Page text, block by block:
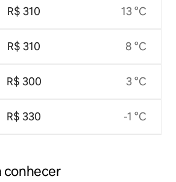
R$ 310
R$ 310
R$ 300
R$ 330
13 °C
8 °C
3 °C
-1 °C
conhecer